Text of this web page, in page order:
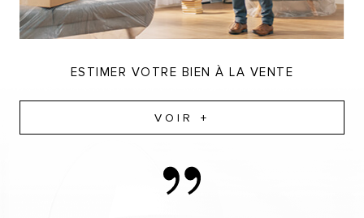
ESTIMER VOTRE BIEN À LA VENTE
VOIR +